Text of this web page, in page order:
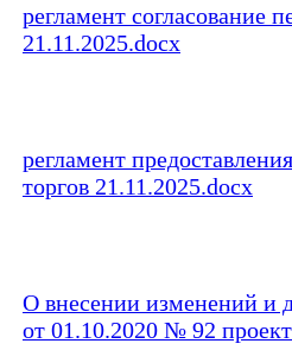
регламент согласование
21.11.2025.docx
регламент
торгов 21.11.2025.docx
О внесении изменений и
от 01.10.2020 № 92